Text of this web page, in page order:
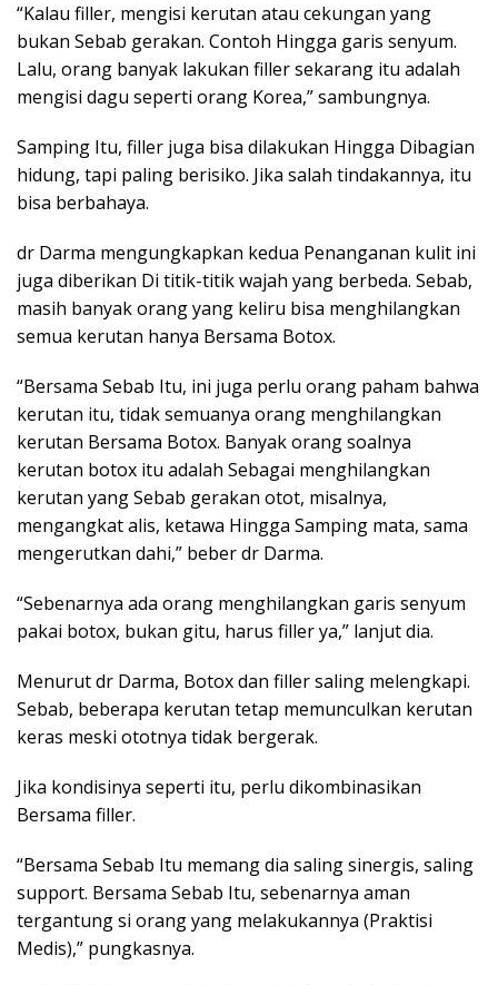
“Kalau filler, mengisi kerutan atau cekungan yang
bukan Sebab gerakan. Contoh Hingga garis senyum.
Lalu, orang banyak lakukan filler sekarang itu adalah
mengisi dagu seperti orang Korea,” sambungnya.
Samping Itu, filler juga bisa dilakukan Hingga Dibagian
hidung, tapi paling berisiko. Jika salah tindakannya, itu
bisa berbahaya.
dr Darma mengungkapkan kedua Penanganan kulit ini
juga diberikan Di titik-titik wajah yang berbeda. Sebab,
masih banyak orang yang keliru bisa menghilangkan
semua kerutan hanya Bersama Botox.
“Bersama Sebab Itu, ini juga perlu orang paham bahwa
kerutan itu, tidak semuanya orang menghilangkan
kerutan Bersama Botox. Banyak orang soalnya
kerutan botox itu adalah Sebagai menghilangkan
kerutan yang Sebab gerakan otot, misalnya,
mengangkat alis, ketawa Hingga Samping mata, sama
mengerutkan dahi,” beber dr Darma.
“Sebenarnya ada orang menghilangkan garis senyum
pakai botox, bukan gitu, harus filler ya,” lanjut dia.
Menurut dr Darma, Botox dan filler saling melengkapi.
Sebab, beberapa kerutan tetap memunculkan kerutan
keras meski ototnya tidak bergerak.
Jika kondisinya seperti itu, perlu dikombinasikan
Bersama filler.
“Bersama Sebab Itu memang dia saling sinergis, saling
support. Bersama Sebab Itu, sebenarnya aman
tergantung si orang yang melakukannya (Praktisi
Medis),” pungkasnya.